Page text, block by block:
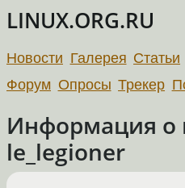
LINUX.ORG.RU
Новости Галерея Статьи
Форум Опросы Трекер
Информация о
le_legioner